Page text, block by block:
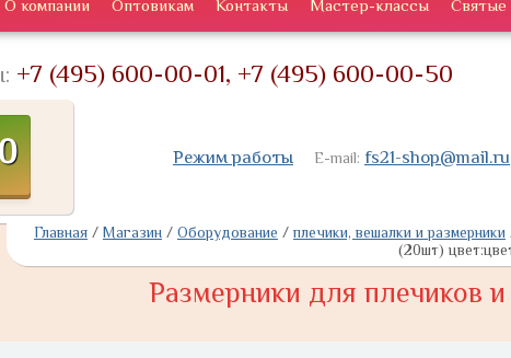
О компании Оптовикам Контакты Мастер-классы Святые
+7 (495) 600-00-01, +7 (495) 600-00-50
Режим работы E-mail: fs21-shop@mail.ru
Главная/ Магазин / Оборудование / плечики, вешалки и размерники
(20шт)
Размерники для плечиков